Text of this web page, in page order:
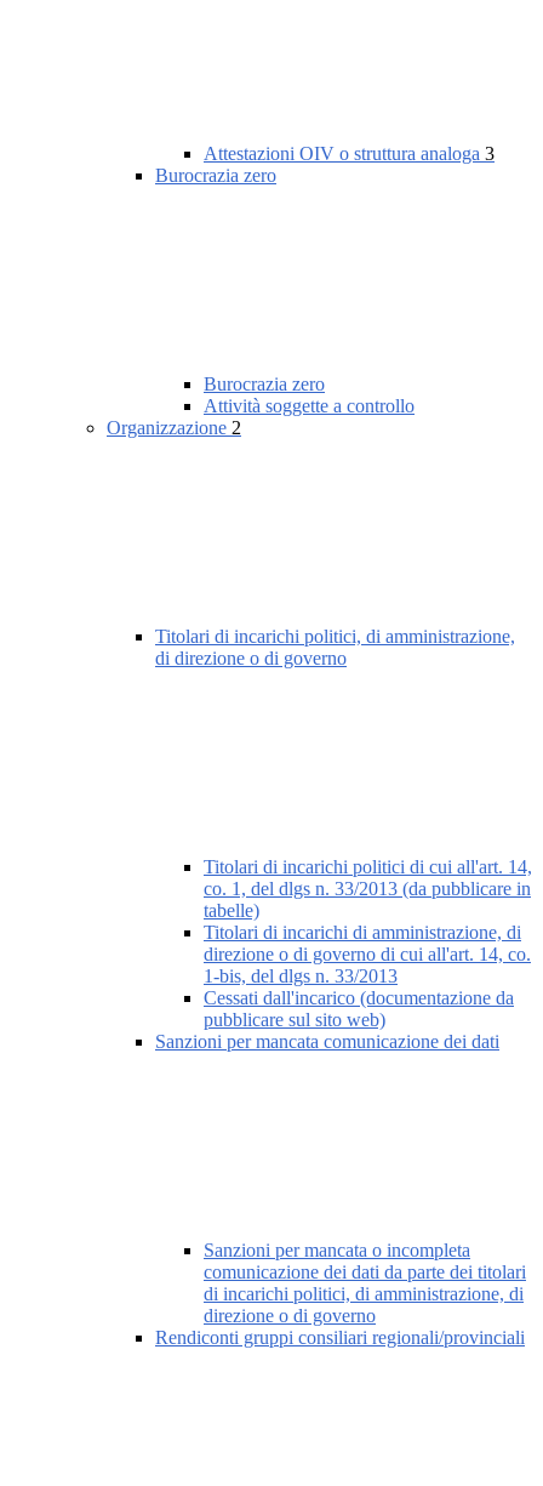
Attestazioni OIV o struttura analoga 3
Burocrazia zero
Burocrazia zero
Attività soggette a controllo
Organizzazione 2
Titolari di incarichi politici, di amministrazione,
di direzione o di governo
Titolari di incarichi politici di cui all'art. 14,
co. 1, del dlgs n. 33/2013 (da pubblicare in
tabelle)
Titolari di incarichi di amministrazione, di
direzione o di governo di cui all'art. 14, co.
1-bis, del dlgs n. 33/2013
Cessati dall'incarico (documentazione da
pubblicare sul sito web)
Sanzioni per mancata comunicazione dei dati
Sanzioni per mancata o incompleta
comunicazione dei dati da parte dei titolari
di incarichi politici, di amministrazione, di
direzione o di governo
Rendiconti gruppi consiliari regionali/provinciali